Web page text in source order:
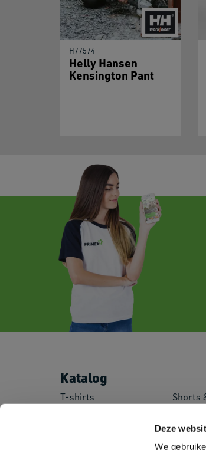
Deze
We
H77574
Helly Hansen
Kensington Pant
Katalog
T-shirts
Shorts